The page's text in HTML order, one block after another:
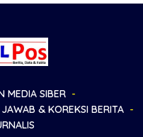
MEDIA SIBER
& KOREKSI BERITA